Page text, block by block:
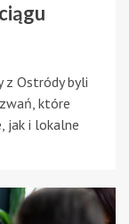
z Ostródy byli
które
jak i lokalne